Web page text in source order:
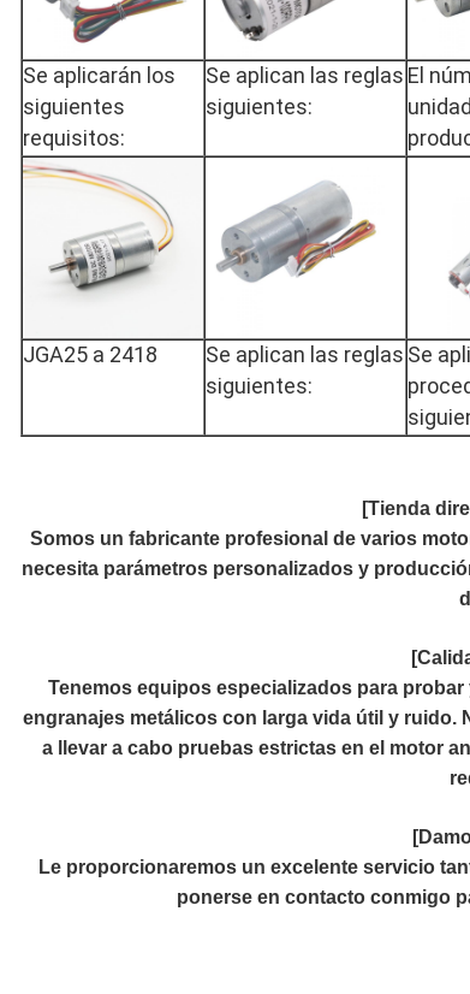
Se aplicarán los
siguientes
requisitos:
Se aplican las reglas
siguientes:
El
JGA25 a 2418
Se aplican las reglas
siguientes:
Se
[Tienda
Somos un fabricante profesional de varios
necesita parámetros personalizados y
Tenemos equipos especializados para
engranajes metálicos con larga vida útil y ruido.
a llevar a cabo pruebas estrictas en el motor
Le proporcionaremos un excelente servicio
ponerse en contacto conmigo